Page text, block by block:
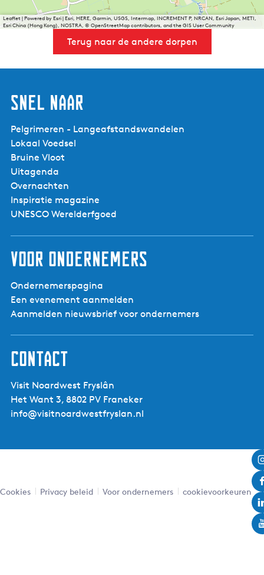
Leaflet|Powered by Esri | Esri, HERE, Garmin, USGS, Intermap, INCREMENT P, NRCAN, Esri Japan, METI,
Esri China (Hong Kong), NOSTRA, © OpenStreetMap contributors, and the GIS User Community
Terug naar de andere dorpen
Snel naar
Pelgrimeren - Langeafstandswandelen
Lokaal Voedsel
Bruine Vloot
Uitagenda
Overnachten
Inspiratie magazine
UNESCO Werelderfgoed
Voor ondernemers
Ondernemerspagina
Een evenement aanmelden
Aanmelden nieuwsbrief voor ondernemers
Contact
Visit Noardwest Fryslân
Het Want 3, 8802 PV Franeker
info@visitnoardwestfryslan.nl
Cookies Privacy beleid Voor ondernemers cookievoorkeuren